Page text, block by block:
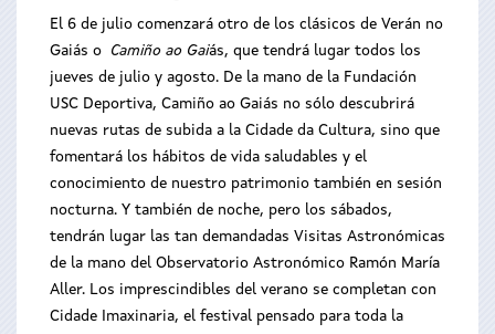
El 6 de julio comenzará otro de los clásicos de Verán no
Gaiás o Camiño ao Gaiás, que tendrá lugar todos los
jueves de julio y agosto. De la mano de la Fundación
USC Deportiva, Camiño ao Gaiás no sólo descubrirá
nuevas rutas de subida a la Cidade da Cultura, sino que
fomentará los hábitos de vida saludables y el
conocimiento de nuestro patrimonio también en sesión
nocturna. Y también de noche, pero los sábados,
tendrán lugar las tan demandadas Visitas Astronómicas
de la mano del Observatorio Astronómico Ramón María
Aller. Los imprescindibles del verano se completan con
Cidade Imaxinaria, el festival pensado para toda la